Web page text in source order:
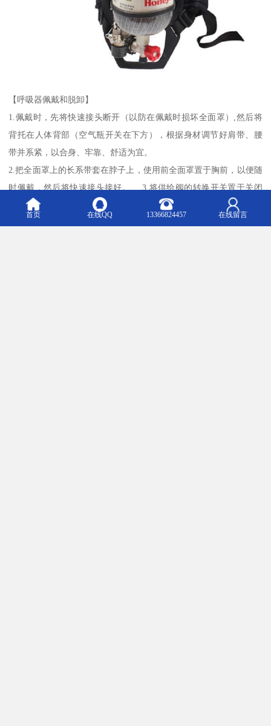
【呼吸器佩戴和脱卸】
1.佩戴时，先将快速接头断开（以防在佩戴时损坏全面罩）,然后将
背托在人体背部（空气瓶开关在下方），根据身材调节好肩带、腰
带并系紧，以合身、牢靠、舒适为宜。
2.把全面罩上的长系带套在脖子上，使用前全面罩置于胸前，以便随
时佩戴，然后将快速接头接好。 3.将供给阀的转换开关置于关闭
位置，打开空气瓶开关。
首页 在线QQ 13366824457 在线留言